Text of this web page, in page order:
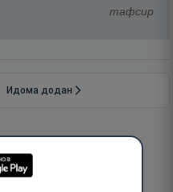
тафсир
Идома додан